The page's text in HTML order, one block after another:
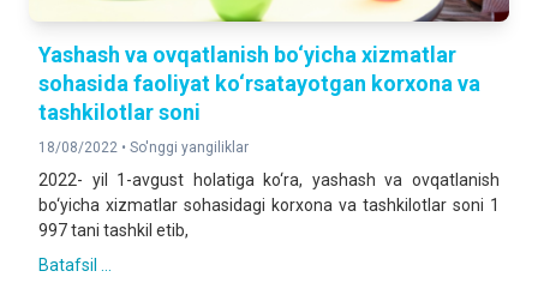
Yashash va ovqatlanish bo‘yicha xizmatlar
sohasida faoliyat ko‘rsatayotgan korxona va
tashkilotlar soni
18/08/2022 • So'nggi yangiliklar
2022- yil 1-avgust holatiga ko‘ra, yashash va ovqatlanish
bo‘yicha xizmatlar sohasidagi korxona va tashkilotlar soni 1
997 tani tashkil etib,
Batafsil ...